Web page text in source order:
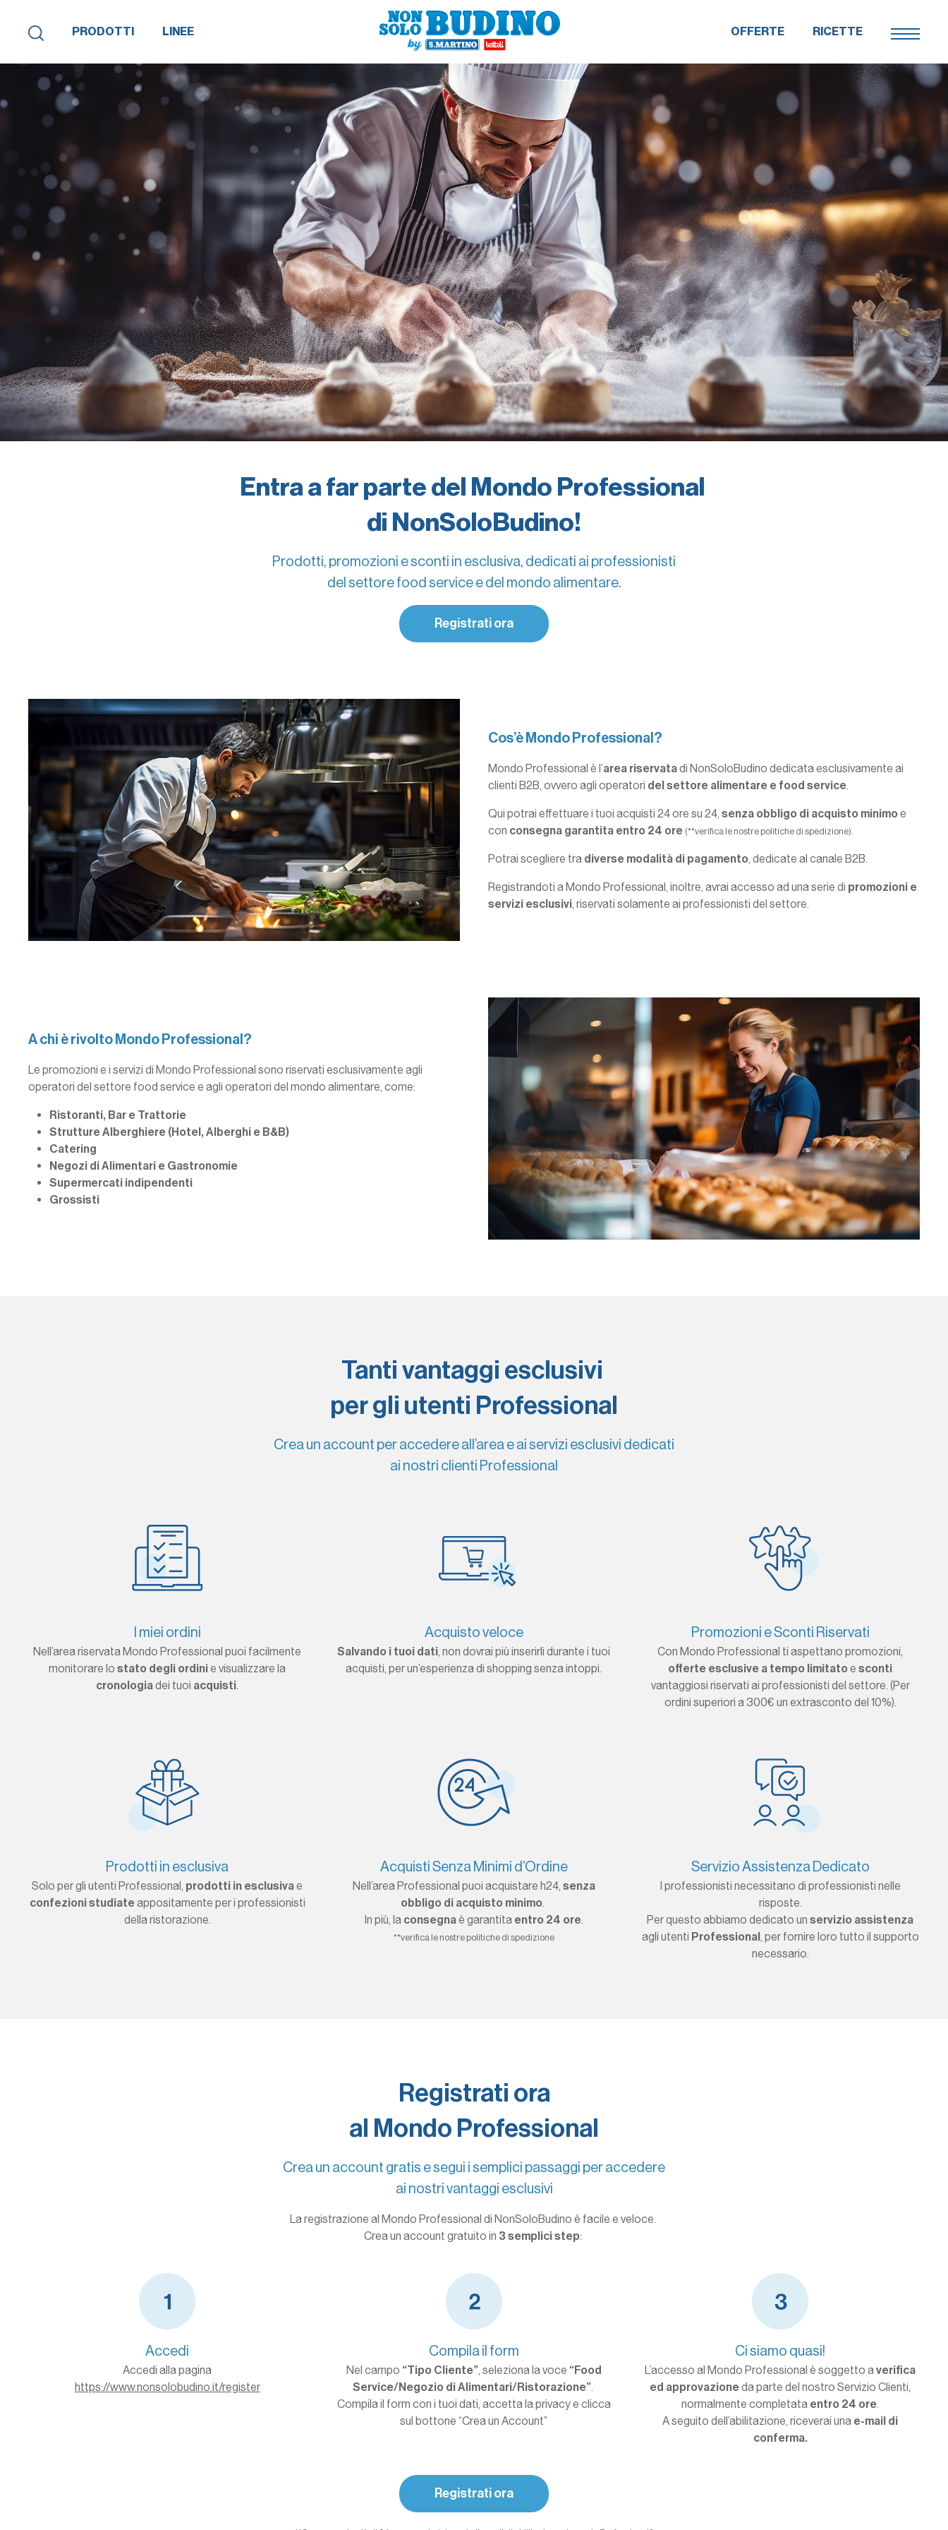
PRODOTTI LINEE OFFERTE RICETTE
Entra a far parte del Mondo Professional
di NonSoloBudino!
Prodotti, promozioni e sconti in esclusiva, dedicati ai professionisti
del settore food service e del mondo alimentare.
Registrati ora
Cos’è Mondo Professional?
Mondo Professional è l’area riservatadi NonSoloBudino dedicata esclusivamente ai
clienti B2B, ovvero agli operatori del settore alimentare e food service
Qui potrai effettuare i tuoi acquisti 24 ore su 24, senza obbligo di acquisto minimoe
con consegna garantita entro 24 ore (**verifica le nostre politiche di spedizione)
Potrai scegliere tra diverse modalità di pagamento , dedicate al canale B2B.
Registrandoti a Mondo Professional, inoltre, avrai accesso ad una serie di promozioni e
servizi esclusivi , riservati solamente ai professionisti del settore.
A chi è rivolto Mondo Professional?
Le promozioni e i servizi di Mondo Professional sono riservati esclusivamente agli
operatori del settore food service e agli operatori del mondo alimentare, come:
Ristoranti, Bar e Trattorie
Strutture Alberghiere (Hotel, Alberghi e B&B)
Catering
Negozi di Alimentari e Gastronomie
Supermercati indipendenti
Grossisti
Tanti vantaggi esclusivi
per gli utenti Professional
Crea un account per accedere all’area e ai servizi esclusivi dedicati
ai nostri clienti Professional
I miei ordini
Nell’area riservata Mondo Professional puoi facilmente
monitorare lostato degli ordinie visualizzare la
cronologiadei tuoi acquisti
Acquisto veloce
Salvando i tuoi dati , non dovrai più inserirli durante i tuoi
acquisti, per un’esperienza di shopping senza intoppi.
Promozioni e Sconti Riservati
Con Mondo Professional ti aspettano promozioni,
offerte esclusive a tempo limitatoesconti
vantaggiosi riservati ai professionisti del settore. (Per
ordini superiori a 300€ un extrasconto del 10%).
Prodotti in esclusiva
Solo per gli utenti Professional, prodotti in esclusivae
confezioni studiateappositamente per i professionisti
della ristorazione.
Acquisti Senza Minimi d’Ordine
Nell’area Professional puoi acquistare h24, senza
obbligo di acquisto minimo
In più, la consegnaè garantita entro 24 ore.
**verifica le nostre politiche di spedizione
Servizio Assistenza Dedicato
I professionisti necessitano di professionisti nelle
risposte.
Per questo abbiamo dedicato un servizio assistenza
agli utenti Professional, per fornire loro tutto il supporto
necessario.
Registrati ora
al Mondo Professional
Crea un account gratis e segui i semplici passaggi per accedere
ai nostri vantaggi esclusivi
La registrazione al Mondo Professional di NonSoloBudino è facile e veloce.
Crea un account gratuito in 3 semplici step:
Accedi
Accedi alla pagina
https://www.nonsolobudino.it/register
Compila il form
Nel campo “Tipo Cliente”, seleziona la voce “Food
Service/Negozio di Alimentari/Ristorazione”.
Compila il form con i tuoi dati, accetta la privacy e clicca
sul bottone “Crea un Account”
Ci siamo quasi!
L’accesso al Mondo Professional è soggetto averifica
ed approvazioneda parte del nostro Servizio Clienti,
normalmente completata entro 24 ore
A seguito dell’abilitazione, riceverai una e-mail di
conferma.
Registrati ora